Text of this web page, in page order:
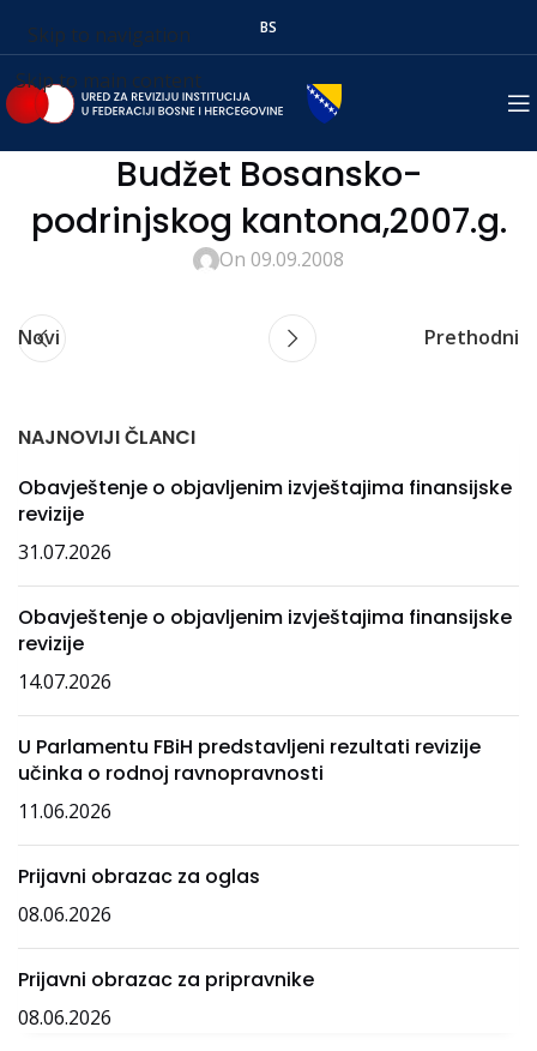
Skip to navigation
Skip to main content
BS
Budžet Bosansko-
podrinjskog kantona,2007.g.
On 09.09.2008
Novi Prethodni
NAJNOVIJI ČLANCI
Obavještenje o objavljenim izvještajima finansijske
revizije
31.07.2026
Obavještenje o objavljenim izvještajima finansijske
revizije
14.07.2026
U Parlamentu FBiH predstavljeni rezultati revizije
učinka o rodnoj ravnopravnosti
11.06.2026
Prijavni obrazac za oglas
08.06.2026
Prijavni obrazac za pripravnike
08.06.2026